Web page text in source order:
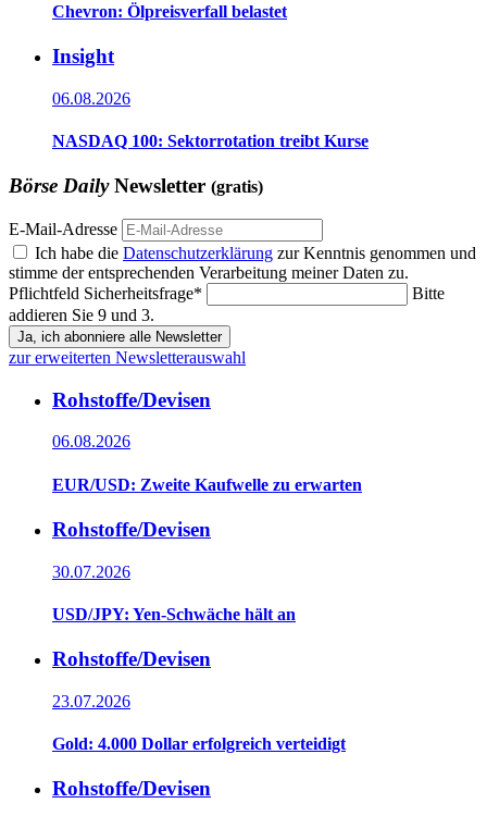
Chevron: Ölpreisverfall belastet
Insight
06.08.2026
NASDAQ 100: Sektorrotation treibt Kurse
Börse DailyNewsletter (gratis)
E-Mail-Adresse
Ich habe die Datenschutzerklärung zur Kenntnis genommen und
stimme der entsprechenden Verarbeitung meiner Daten zu.
Pflichtfeld Sicherheitsfrage*
Bitte
addieren Sie 9 und 3.
Ja, ich abonniere alle Newsletter
zur erweiterten Newsletterauswahl
Rohstoffe/Devisen
06.08.2026
EUR/USD: Zweite Kaufwelle zu erwarten
Rohstoffe/Devisen
30.07.2026
USD/JPY: Yen-Schwäche hält an
Rohstoffe/Devisen
23.07.2026
Gold: 4.000 Dollar erfolgreich verteidigt
Rohstoffe/Devisen